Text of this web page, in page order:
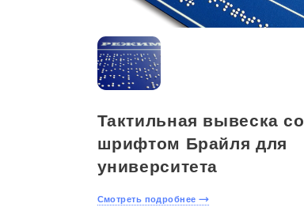
Тактильная вывеска со
шрифтом Брайля для
университета
Смотреть подробнее